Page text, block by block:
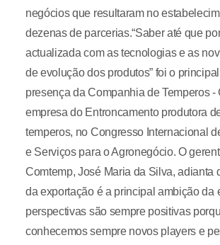
negócios que resultaram no
dezenas de parcerias.“Saber até que
actualizada com as tecnologias e as
de evolução dos produtos” foi o
presença da Companhia de Temperos -
empresa do Entroncamento produtora
temperos, no Congresso Internacional
e Serviços para o Agronegócio. O
Comtemp, José Maria da Silva, adianta
da exportação é a principal ambição da
perspectivas são sempre positivas
conhecemos sempre novos players e